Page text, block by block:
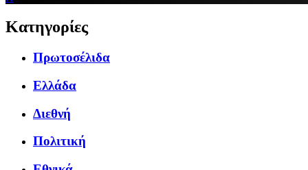
Κατηγορίες
Πρωτοσέλιδα
Ελλάδα
Διεθνή
Πολιτική